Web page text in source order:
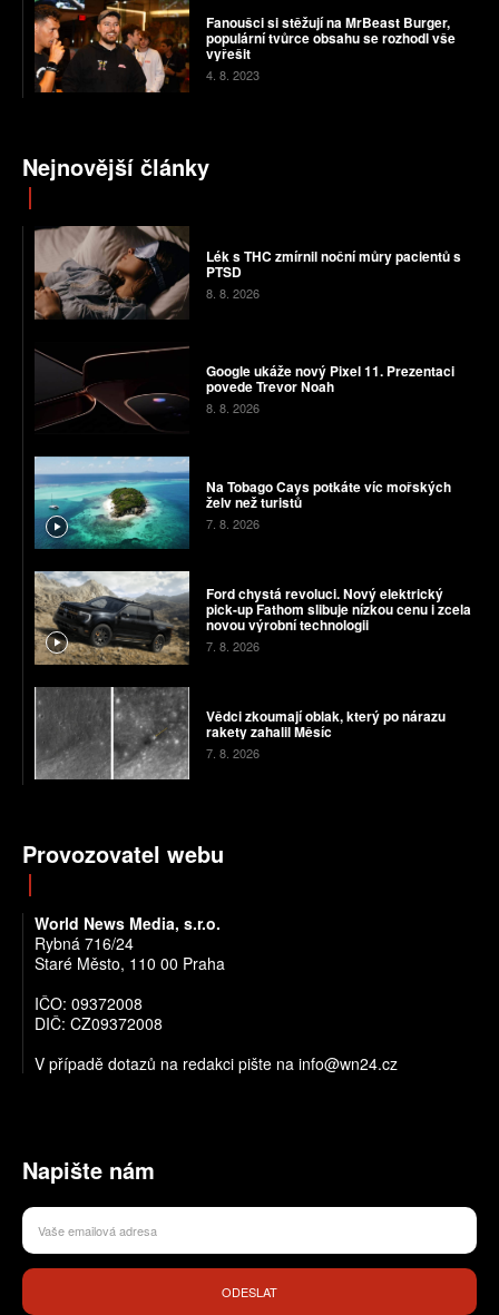
Fanoušci si stěžují na MrBeast Burger,
populární tvůrce obsahu se rozhodl vše
vyřešit
4. 8. 2023
Nejnovější články
Lék s THC zmírnil noční můry pacientů s
PTSD
8. 8. 2026
Google ukáže nový Pixel 11. Prezentaci
povede Trevor Noah
8. 8. 2026
Na Tobago Cays potkáte víc mořských
želv než turistů
7. 8. 2026
Ford chystá revoluci. Nový elektrický
pick-up Fathom slibuje nízkou cenu i zcela
novou výrobní technologii
7. 8. 2026
Vědci zkoumají oblak, který po nárazu
rakety zahalil Měsíc
7. 8. 2026
Provozovatel webu
World News Media, s.r.o.
Rybná 716/24
Staré Město, 110 00 Praha
IČO: 09372008
DIČ: CZ09372008
V případě dotazů na redakci pište na info@wn24.cz
Napište nám
ODESLAT